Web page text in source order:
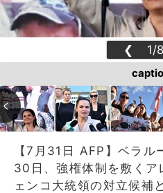
❮ 1/8
【7月31日 AFP】ベラル
30日、強権体制を敷くア
ェンコ大統領の対立候補